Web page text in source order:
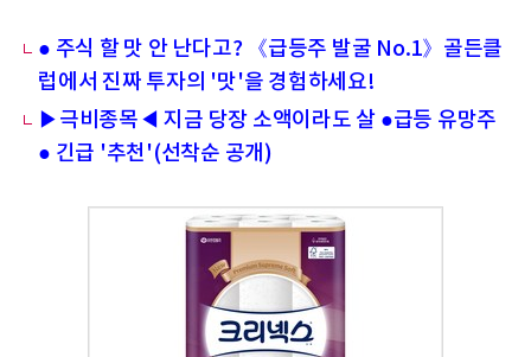
● 주식 할 맛 안 난다고? 《급등주 발굴 No.1》골든클
럽에서 진짜 투자의 '맛'을 경험하세요!
▶극비종목◀ 지금 당장 소액이라도 살 ●급등 유망주
● 긴급 '추천'(선착순 공개)